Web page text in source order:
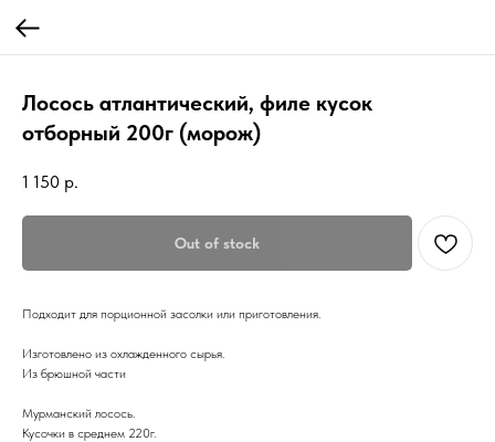
Лосось атлантический, филе кусок
отборный 200г (морож)
1 150 р.
Out of stock
Подходит для порционной засолки или приготовления.
Изготовлено из охлажденного сырья.
Из брюшной части
Мурманский лосось.
Кусочки в среднем 220г.